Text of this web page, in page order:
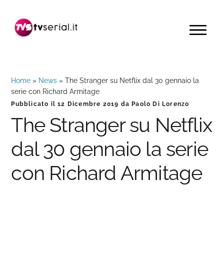
navigazione
contenuto
barra
MENU
Home » News »The Stranger su Netflix dal 30 gennaio la
serie con Richard Armitage
Pubblicato il12 Dicembre 2019 da Paolo Di Lorenzo
The Stranger su Netflix
dal 30 gennaio la serie
con Richard Armitage